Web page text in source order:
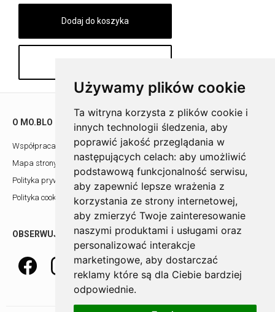
Używamy plików cookie
Ta witryna korzysta z plików cookie i
innych technologii śledzenia, aby
poprawić jakość przeglądania w
następujących celach: aby umożliwić
podstawową funkcjonalność serwisu,
aby zapewnić lepsze wrażenia z
korzystania ze strony internetowej,
aby zmierzyć Twoje zainteresowanie
naszymi produktami i usługami oraz
personalizować interakcje
marketingowe, aby dostarczać
reklamy które są dla Ciebie bardziej
odpowiednie.
O MO.BLO
Współpraca z architektami
Mapa strony
Polityka prywatności
Polityka cookies
POMOC
Showroom
Kontakt
OBSERWUJ NAS